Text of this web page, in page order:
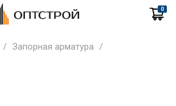
0
/ Запорная арматура /